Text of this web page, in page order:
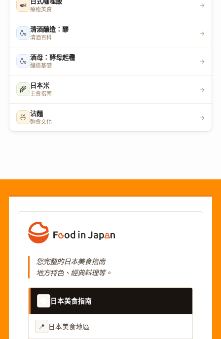
🍛
療癒美食
→
🍶 清酒釀造：醪
清酒百科
→
🍶 酒母：酵母起種
釀造基礎
→
🌾 日本米
主食指南
→
🍜 沾麵
麵食文化
→
您完整的日本美食指南
地方特色、經典料理等。
日本美食指南
📍 日本美食地區